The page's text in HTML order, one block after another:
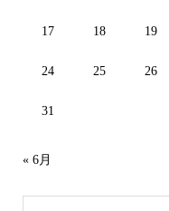
17 18 19
24 25 26
31
« 6月